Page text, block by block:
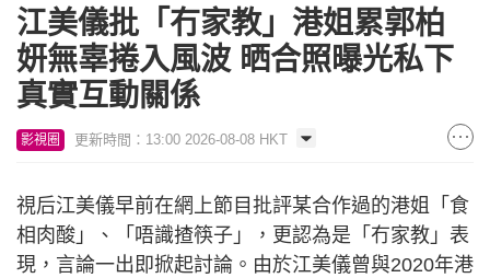
江美儀批「冇家教」港姐累郭柏
妍無辜捲入風波 晒合照曝光私下
真實互動關係
影視圈 更新時間：13:00 2026-08-08 HKT
視后江美儀早前在網上節目批評某合作過的港姐「食
相肉酸」、「唔識揸筷子」，更認為是「冇家教」表
現，言論一出即掀起討論。由於江美儀曾與2020年港